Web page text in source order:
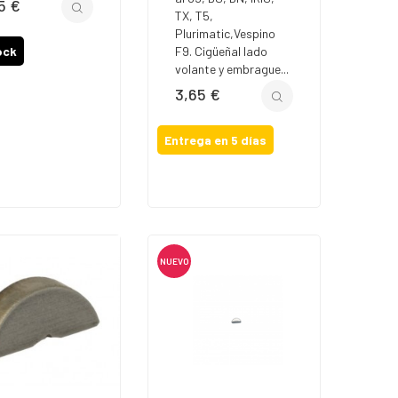
€
TX, T5,
Plurimatic,Vespino
F9. Cigüeñal lado
volante y embrague...
Precio
3,65 €
Entrega en 5 días
NUEVO